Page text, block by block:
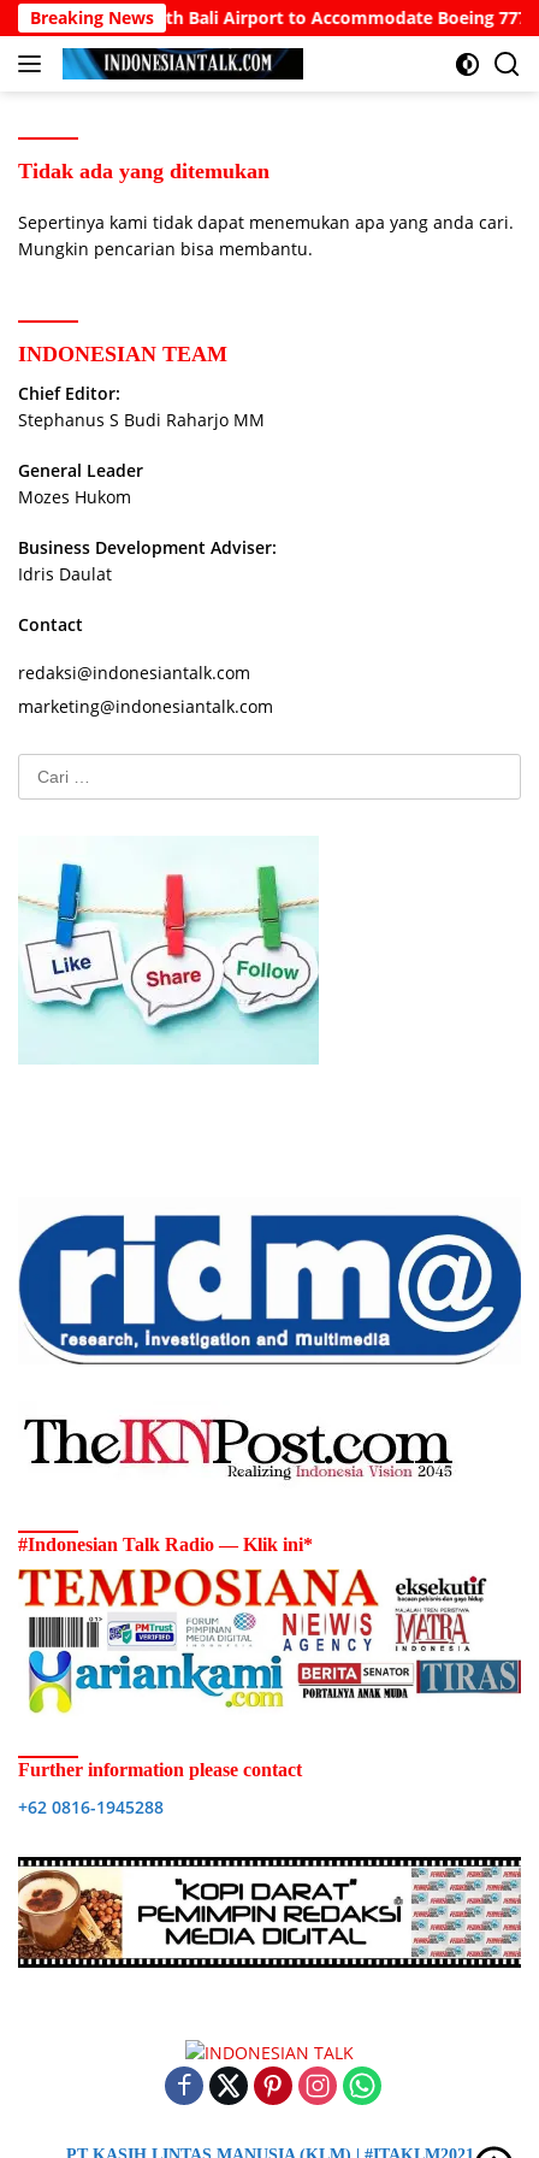
Langsung
ke
konten
Breaking News
Calls for North Bali Airport to Accommodate Boeing 777s
Tidak ada yang ditemukan
Sepertinya kami tidak dapat menemukan apa yang anda cari.
Mungkin pencarian bisa membantu.
INDONESIAN TEAM
Chief Editor:
Stephanus S Budi Raharjo MM
General Leader
Mozes Hukom
Business Development Adviser:
Idris Daulat
Contact
redaksi@indonesiantalk.com
marketing@indonesiantalk.com
Cari
untuk:
#Indonesian Talk Radio — Klik ini*
Further information please contact
+62 0816-1945288